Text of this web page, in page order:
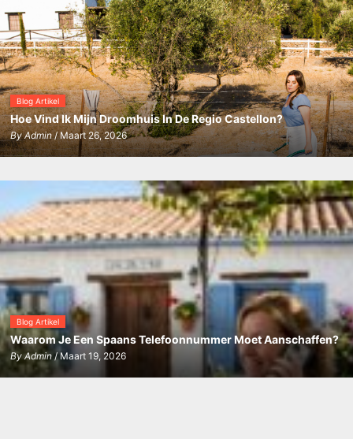
Blog Artikel
Hoe Vind Ik Mijn Droomhuis In De Regio Castellon?
ByAdmin/ Maart 26, 2026
Blog Artikel
Waarom Je Een Spaans Telefoonnummer Moet Aanschaffen?
By Admin/ Maart 19, 2026